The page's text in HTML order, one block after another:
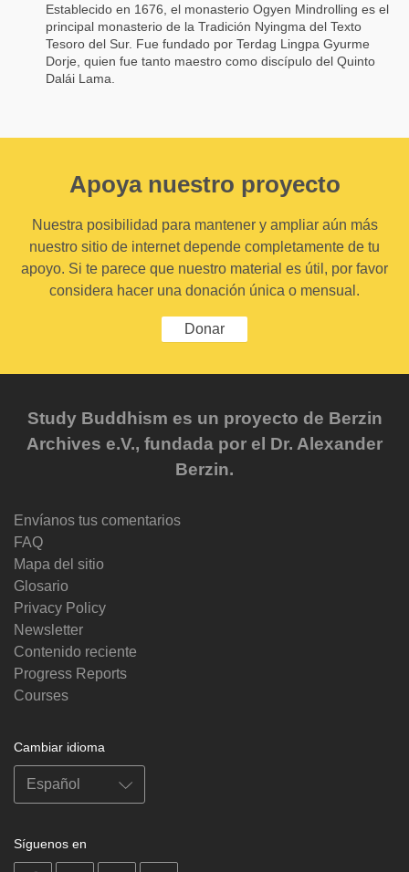
Establecido en 1676, el monasterio Ogyen Mindrolling es el
principal monasterio de la Tradición Nyingma del Texto
Tesoro del Sur. Fue fundado por Terdag Lingpa Gyurme
Dorje, quien fue tanto maestro como discípulo del Quinto
Dalái Lama.
Apoya nuestro proyecto
Nuestra posibilidad para mantener y ampliar aún más
nuestro sitio de internet depende completamente de tu
apoyo. Si te parece que nuestro material es útil, por favor
considera hacer una donación única o mensual.
Donar
Study Buddhism es un proyecto de Berzin
Archives e.V., fundada por el Dr. Alexander
Berzin.
Envíanos tus comentarios
FAQ
Mapa del sitio
Glosario
Privacy Policy
Newsletter
Contenido reciente
Progress Reports
Courses
Cambiar idioma
Síguenos en